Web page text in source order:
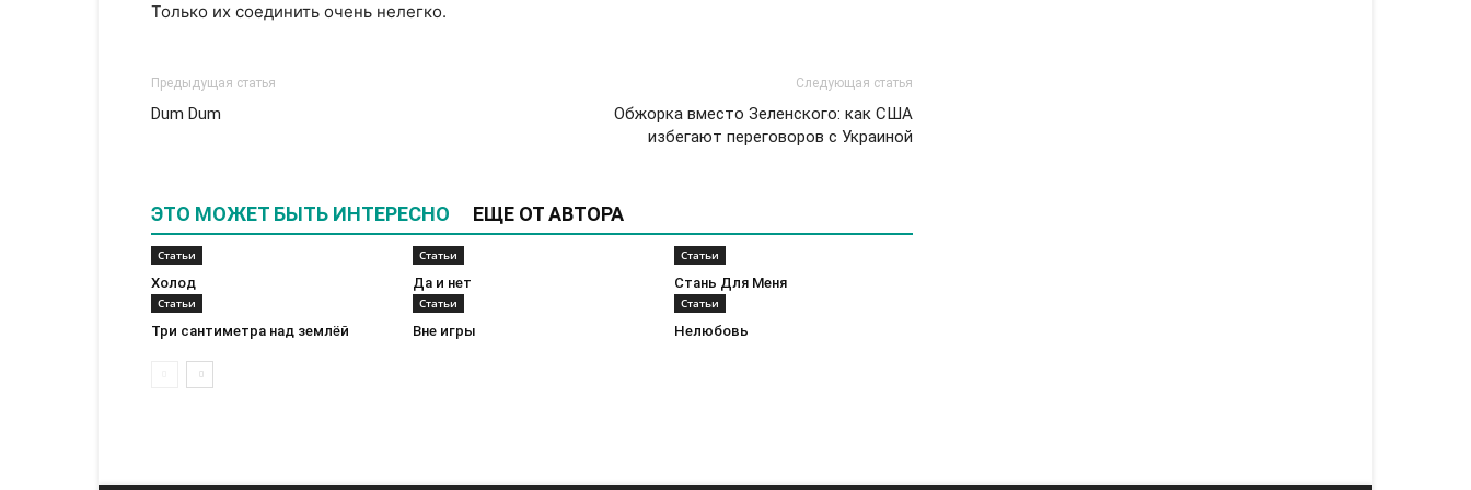
Только их соединить очень нелегко.
Предыдущая статья
Dum Dum
Следующая статья
Обжорка вместо Зеленского: как США
избегают переговоров с Украиной
ЭТО МОЖЕТ БЫТЬ ИНТЕРЕСНО ЕЩЕ ОТ АВТОРА
Статьи
Холод
Статьи
Да и нет
Статьи
Стань Для Меня
Статьи
Три сантиметра над землёй
Статьи
Вне игры
Статьи
Нелюбовь